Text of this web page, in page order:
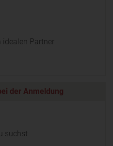
idealen Partner
der Anmeldung
suchst